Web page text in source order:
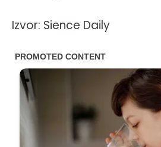
Izvor: Sience Daily